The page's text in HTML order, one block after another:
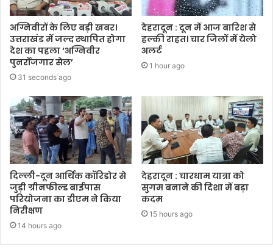
अग्निवीरों के लिए बड़ी खबर।
उत्तराखंड में जल्द स्थापित होगा
देश का पहला ‘अग्निवीर
पुनर्रोजगार सेल’
31 seconds ago
देहरादून : दून में आज बारिश से
हल्की राहत। चार जिलों में येलो
अलर्ट
1 hour ago
दिल्ली-दून आर्थिक कॉरिडोर से
जुड़ी ग्रीनफील्ड बाईपास
परियोजना का डीएम ने किया
निरीक्षण
14 hours ago
देहरादून : चारधाम यात्रा को
सुगम बनाने की दिशा में बड़ा
कदम
15 hours ago